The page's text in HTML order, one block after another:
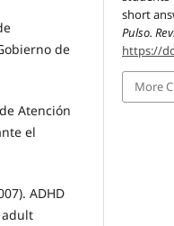
de
Atención
el
ADHD
adult
short
Pulso.
https://
More